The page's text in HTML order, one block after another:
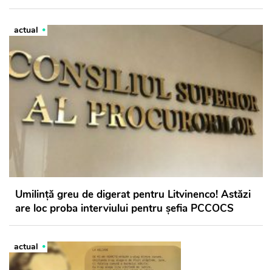
actual
Umilință greu de digerat pentru Litvinenco! Astăzi
are loc proba interviului pentru șefia PCCOCS
actual